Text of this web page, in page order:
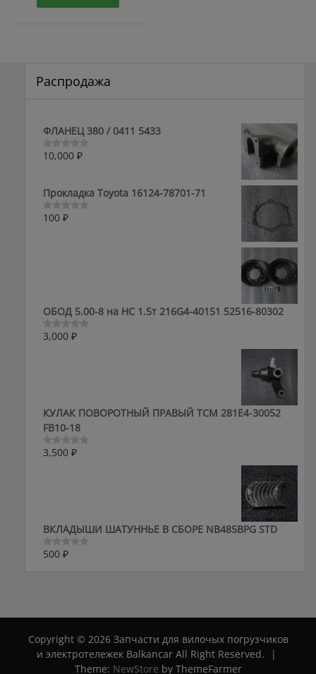
Распродажа
ФЛАНЕЦ 380 / 0411 5433
Оценка
5
10,000 ₽
Прокладка Toyota 16124-78701-71
Оценка
100 ₽
ОБОД 5.00-8 на HC 1.5т 216G4-40151 52516-80302
Оценка
3,000 ₽
КУЛАК ПОВОРОТНЫЙ ПРАВЫЙ ТСМ 281E4-30052
FB10-18
Оценка
3,500 ₽
ВКЛАДЫШИ ШАТУННЬЕ В СБОРЕ NB485BPG STD
Оценка
500 ₽
Copyright © 2026 Запчасти для вилочых погрузчиков
и электротележек Balkancar All Right Reserved.
|
Theme: NewStore by ThemeFarmer